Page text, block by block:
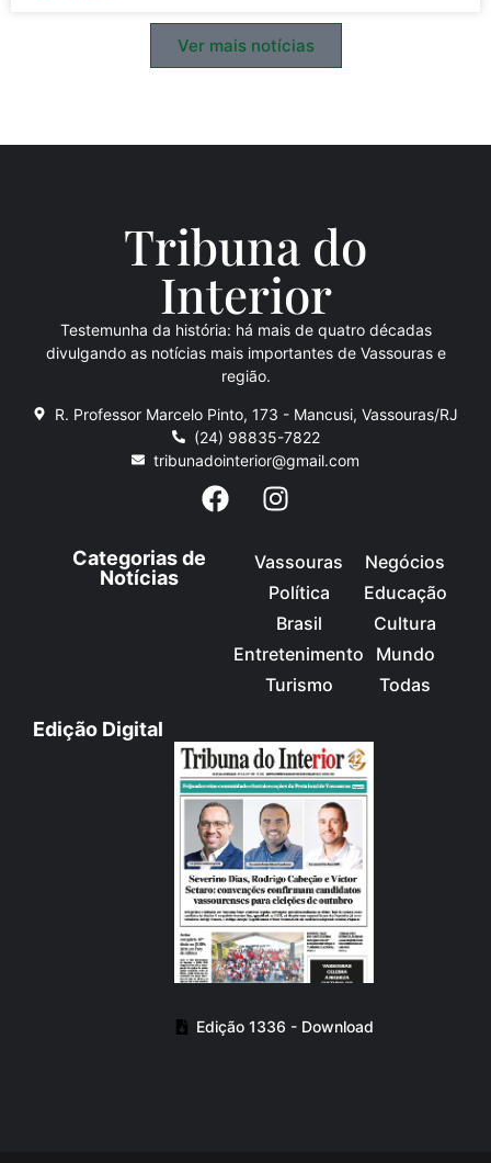
Ver mais notícias
Tribuna do
Interior
Testemunha da história: há mais de quatro décadas
divulgando as notícias mais importantes de Vassouras e
região.
R. Professor Marcelo Pinto, 173 - Mancusi, Vassouras/RJ
(24) 98835-7822
tribunadointerior@gmail.com
Categorias de
Notícias
Vassouras
Política
Brasil
Entretenimento
Turismo
Negócios
Educação
Cultura
Mundo
Todas
Edição Digital
Edição 1336 - Download